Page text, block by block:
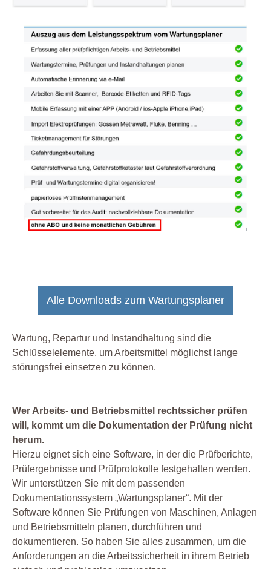
Alle Downloads zum Wartungsplaner
Wartung, Repartur und Instandhaltung sind die
Schlüsselelemente, um Arbeitsmittel möglichst lange
störungsfrei einsetzen zu können.
Wer Arbeits- und Betriebsmittel rechtssicher prüfen
will, kommt um die Dokumentation der Prüfung nicht
herum.
Hierzu eignet sich eine Software, in der die Prüfberichte,
Prüfergebnisse und Prüfprotokolle festgehalten werden.
Wir unterstützen Sie mit dem passenden
Dokumentationssystem „Wartungsplaner“. Mit der
Software können Sie Prüfungen von Maschinen, Anlagen
und Betriebsmitteln planen, durchführen und
dokumentieren. So haben Sie alles zusammen, um die
Anforderungen an die Arbeitssicherheit in ihrem Betrieb